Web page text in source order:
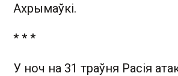
Ахрымаўкі.
* * *
У ноч на 31 траўня Расія